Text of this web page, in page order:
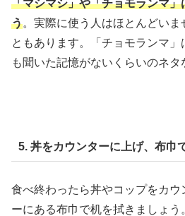
「マシマシ」や「チョモランマ
う。実際に使う人はほとんどいま
ともあります。「チョモランマ
も聞いた記憶がないくらいのネタ
5. 丼をカウンターに上げ、布巾
食べ終わったら丼やコップをカウ
ーにある布巾で机を拭きましょ